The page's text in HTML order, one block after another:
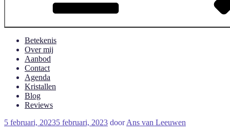
Betekenis
Over mij
Aanbod
Contact
Agenda
Kristallen
Blog
Reviews
Geplaatst
5 februari, 20235 februari, 2023 doorAns van Leeuwen